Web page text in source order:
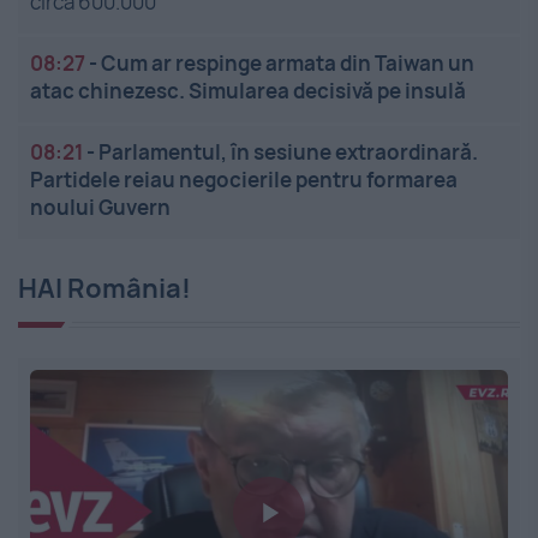
08:27 -Cum ar respinge armata din Taiwan un
atac chinezesc. Simularea decisivă pe insulă
08:21 - Parlamentul, în sesiune extraordinară.
Partidele reiau negocierile pentru formarea
noului Guvern
HAI România!